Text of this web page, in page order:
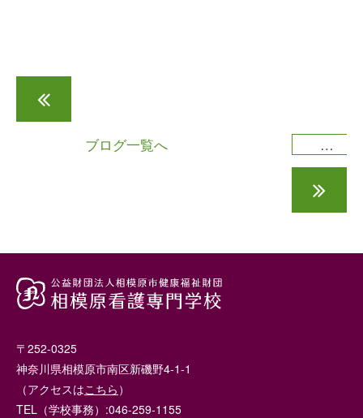
ブログ一覧へ
〒252-0325
神奈川県相模原市南区新磯野4-1-1
（アクセスはこちら ）
TEL（学校事務）:046-259-1155